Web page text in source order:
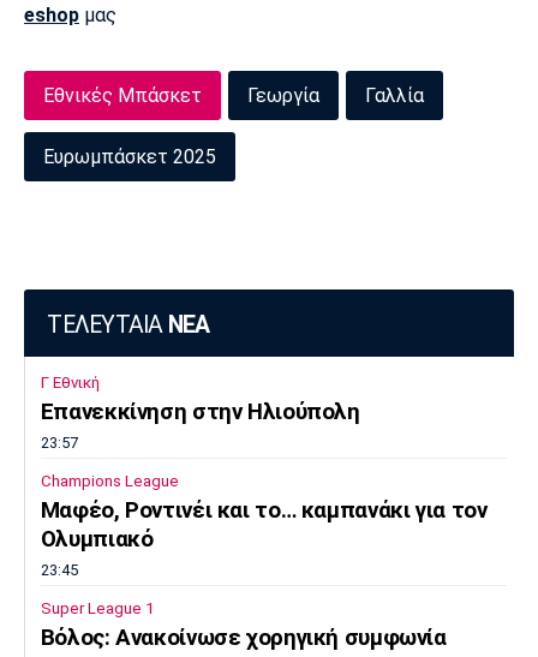
eshop μας
Εθνικές Μπάσκετ Γεωργία Γαλλία
Ευρωμπάσκετ 2025
ΤΕΛΕΥΤΑΙΑ ΝΕΑ
Γ Εθνική
Επανεκκίνηση στην Ηλιούπολη
23:57
Champions League
Μαφέο, Ροντινέι και το… καμπανάκι για τον
Ολυμπιακό
23:45
Super League 1
Βόλος: Ανακοίνωσε χορηγική συμφωνία